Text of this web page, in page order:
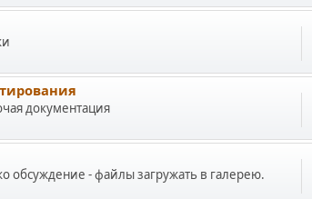
документация
обсуждение - файлы загружать в галерею.